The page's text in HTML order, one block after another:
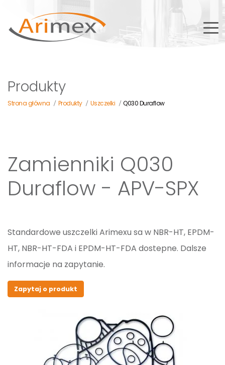
Produkty
Strona główna / Produkty / Uszczelki / Q030 Duraflow
Zamienniki Q030
Duraflow - APV-SPX
Standardowe uszczelki Arimexu sa w NBR-HT, EPDM-
HT, NBR-HT-FDA i EPDM-HT-FDA dostepne. Dalsze
informacje na zapytanie.
Zapytaj o produkt